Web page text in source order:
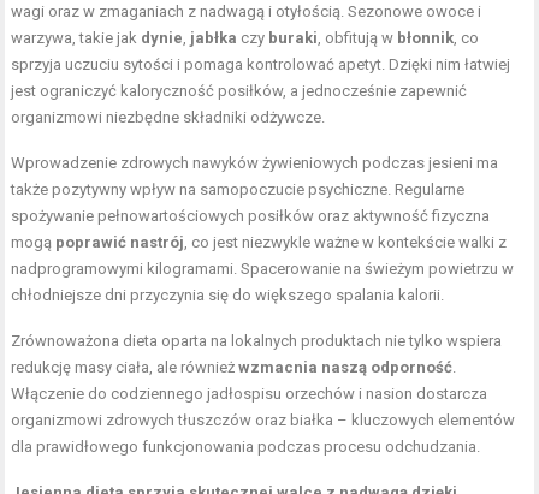
wagi oraz w zmaganiach z nadwagą i otyłością. Sezonowe owoce i
warzywa, takie jak dynie jabłka czy buraki , obfitują w błonnik , co
sprzyja uczuciu sytości i pomaga kontrolować apetyt. Dzięki nim łatwiej
jest ograniczyć kaloryczność posiłków, a jednocześnie zapewnić
organizmowi niezbędne składniki odżywcze.
Wprowadzenie zdrowych nawyków żywieniowych podczas jesieni ma
także pozytywny wpływ na samopoczucie psychiczne. Regularne
spożywanie pełnowartościowych posiłków oraz aktywność fizyczna
mogą poprawić nastrój , co jest niezwykle ważne w kontekście walki z
nadprogramowymi kilogramami. Spacerowanie na świeżym powietrzu w
chłodniejsze dni przyczynia się do większego spalania kalorii.
Zrównoważona dieta oparta na lokalnych produktach nie tylko wspiera
redukcję masy ciała, ale równieżwzmacnia naszą odporność
Włączenie do codziennego jadłospisu orzechów i nasion dostarcza
organizmowi zdrowych tłuszczów oraz białka – kluczowych elementów
dla prawidłowego funkcjonowania podczas procesu odchudzania.